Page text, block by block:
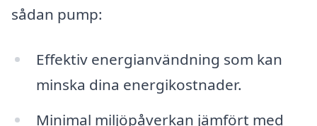
sådan pump:
Effektiv energianvändning som kan
minska dina energikostnader.
Minimal miljöpåverkan jämfört med